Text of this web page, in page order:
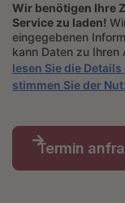
Wir benötigen Ihre
Service zu laden!
eingegebenen
kann Daten zu
lesen Sie die
stimmen Sie der
